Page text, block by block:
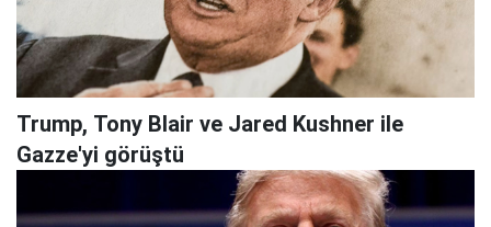
Trump, Tony Blair ve Jared Kushner ile
Gazze'yi görüştü